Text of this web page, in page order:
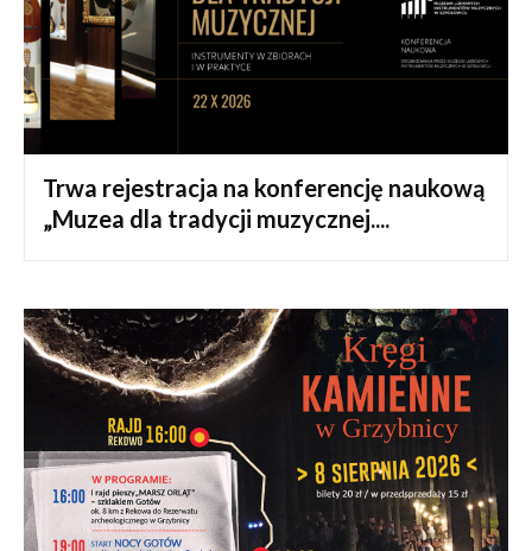
Trwa rejestracja na konferencję naukową
„Muzea dla tradycji muzycznej....